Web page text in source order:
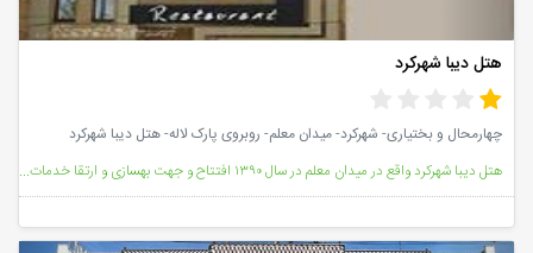
هتل دیبا شهرکرد
چهارمحال و بختیاری- شهرکرد- میدان معلم- روبروی پارک لاله- هتل دیبا شهرکرد
هتل دیبا شهرکرد واقع در میدان معلم در سال ۱۳۹۰ افتتاح و جهت بهسازی و ارتقا خدمات در سال ۱۳۹۷ مورد با